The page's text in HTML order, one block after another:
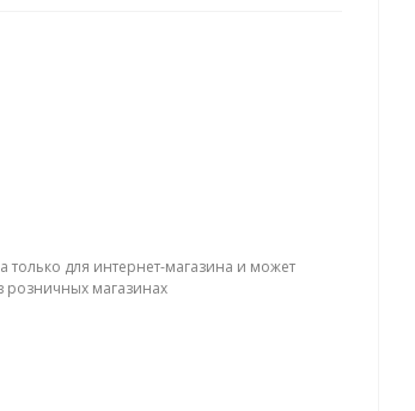
только для интернет-магазина и может
розничных магазинах